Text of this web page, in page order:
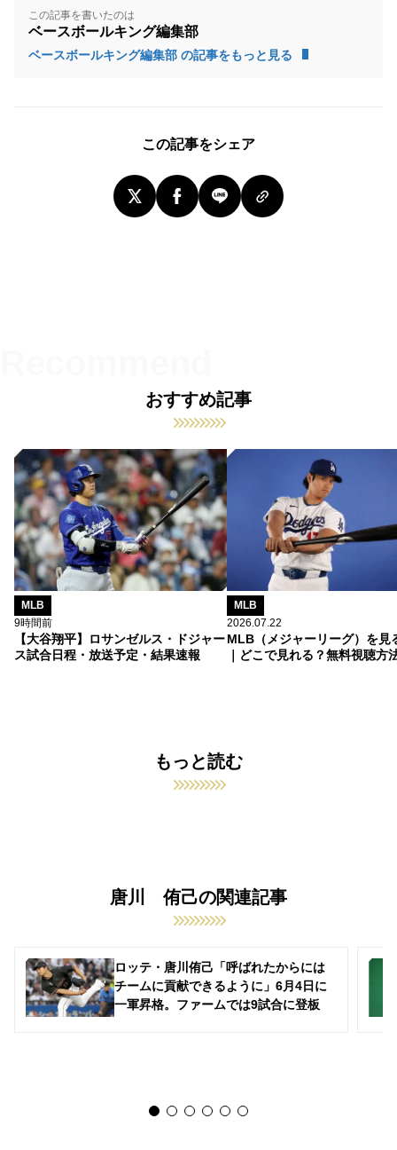
この記事を書いたのは
ベースボールキング編集部
ベースボールキング編集部 の記事をもっと見る
この記事をシェア
おすすめ記事
MLB
9時間前
【大谷翔平】ロサンゼルス・ドジャー
ス試合日程・放送予定・結果速報
MLB
2026.07.22
MLB（メジャーリーグ）を見
｜どこで見れる？無料視聴方
もっと読む
唐川 侑己の関連記事
ロッテ・唐川侑己「呼ばれたからには
チームに貢献できるように」6月4日に
一軍昇格。ファームでは9試合に登板